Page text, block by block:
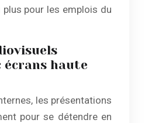
pour les emplois du
écrans haute
les présentations
pour se détendre en